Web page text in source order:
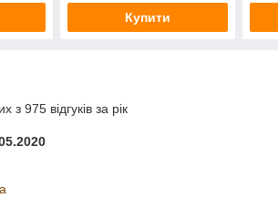
Купити
з 975 відгуків за рік